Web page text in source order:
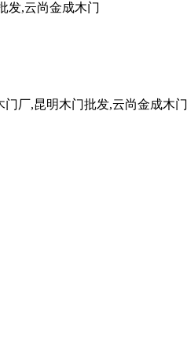
发,云尚金成木门
厂,昆明木门批发,云尚金成木门